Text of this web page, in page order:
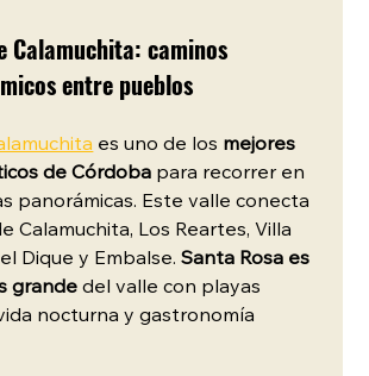
Calamuchita: caminos
entre pueblos
es uno de los mejores
de Córdoba para recorrer en
panorámicas. Este valle conecta
Calamuchita, Los Reartes, Villa
Dique y Embalse. Santa Rosa es
grande del valle con playas
nocturna y gastronomía